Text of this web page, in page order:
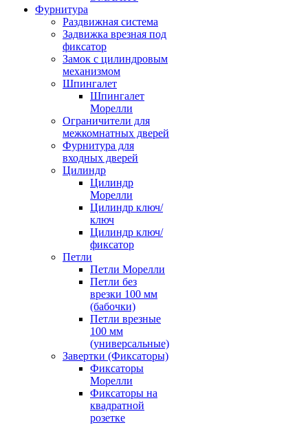
Фурнитура
Раздвижная система
Задвижка врезная под
фиксатор
Замок с цилиндровым
механизмом
Шпингалет
Шпингалет
Морелли
Ограничители для
межкомнатных дверей
Фурнитура для
входных дверей
Цилиндр
Цилиндр
Морелли
Цилиндр ключ/
ключ
Цилиндр ключ/
фиксатор
Петли
Петли Морелли
Петли без
врезки 100 мм
(бабочки)
Петли врезные
100 мм
(универсальные)
Завертки (Фиксаторы)
Фиксаторы
Морелли
Фиксаторы на
квадратной
розетке